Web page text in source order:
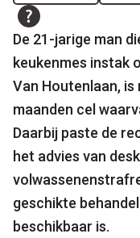
De 21-jarige man
keukenmes instak
Van Houtenlaan,
maanden cel
Daarbij paste de
het advies van
geschikte
beschikbaar is.